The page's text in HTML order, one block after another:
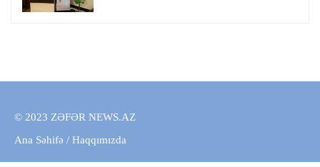
© 2023 ZƏFƏR NEWS.AZ
Ana Səhifə / Haqqımızda